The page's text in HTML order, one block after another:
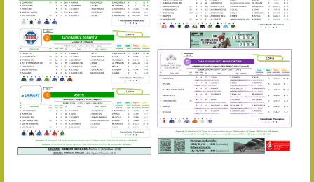
25/07 11:30 Uztailaren 25a / 25 de
02/08 17:30 Abuztuaren 2a / 2 de
09/08 17:30 Abuztuaren 9a / 9 de
12/08 12:08 Abuztaren 12a / 12 de
15/08 17:05 Abuztuaren 15a / 15 de